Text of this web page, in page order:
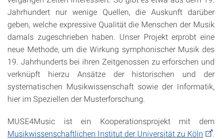
Jahrhundert nur wenige Quellen, die Auskunft darüber
geben, welche expressive Qualität die Menschen der Musik
damals zugeschrieben haben. Unser Projekt erprobt eine
neue Methode, um die Wirkung symphonischer Musik des
19. Jahrhunderts bei ihren Zeitgenossen zu erforschen und
verknüpft hierzu Ansätze der historischen und der
systematischen Musikwissenschaft sowie der Informatik,
hier im Speziellen der Musterforschung.
MUSE4Music ist ein Kooperationsprojekt mit dem
Musikwissenschaftlichen Institut der Universität zu Köln